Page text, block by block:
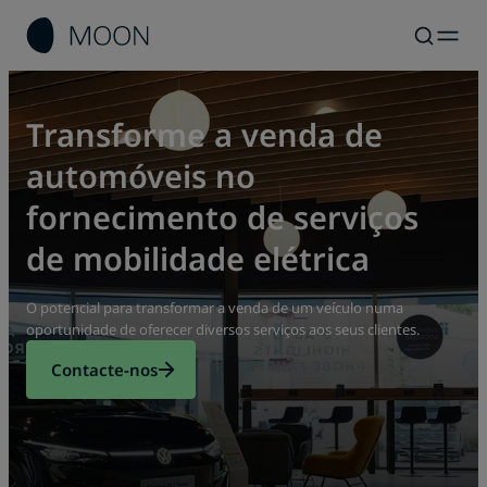
Transforme a venda de
automóveis no
fornecimento de serviços
de mobilidade elétrica
O potencial para transformar a venda de um veículo numa
oportunidade de oferecer diversos serviços aos seus clientes.
Contacte-nos